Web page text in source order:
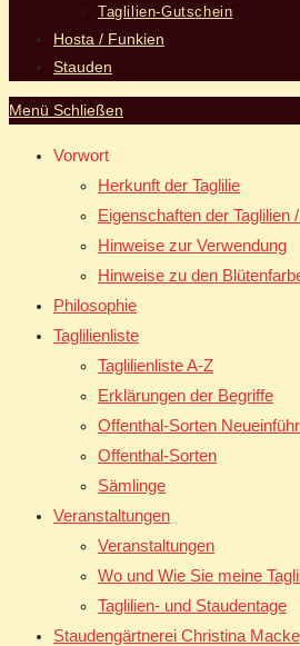
Taglilien-Gutschein
Hosta / Funkien
Stauden
Menü Schließen
Vorwort
Herkunft der Taglilie
Eigenschaften der Taglilien
Hinweise zur Verwendung
Hinweise zu den
Philosophie
Taglilienliste
Taglilienliste A-Z
Erklärungen der Begriffe
Offenthal-Sorten
Offenthal-Sorten
Sämlinge
Veranstaltungen
Veranstaltungen
Wo und Wie Sie meine
Taglilien- und Staudentage
Staudengärtnerei Christina Macke